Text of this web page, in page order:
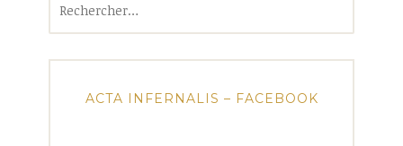
ACTA INFERNALIS – FACEBOOK